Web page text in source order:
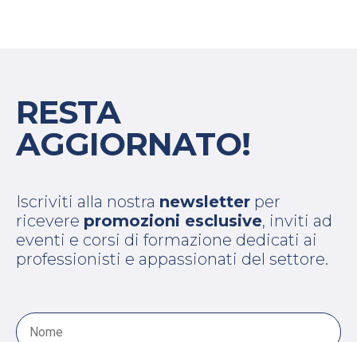
RESTA
AGGIORNATO!
Iscriviti alla nostra newsletter per
ricevere promozioni esclusive, inviti ad
eventi e corsi di formazione dedicati ai
professionisti e appassionati del settore.